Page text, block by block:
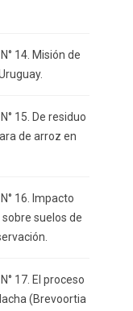
14. Misión de
15. De residuo
de arroz en
16. Impacto
suelos de
17. El proceso
(Brevoortia